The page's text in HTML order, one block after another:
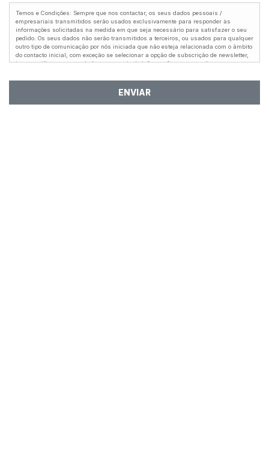
Temos e Condições: Sempre que nos contactar, os seus dados pessoais /
empresariais transmitidos serão usados exclusivamente para responder às
informações solicitadas na medida em que seja necessário para satisfazer o seu
pedido. Os seus dados não serão transmitidos a terceiros, ou usados para qualquer
outro tipo de comunicação por nós iniciada que não esteja relacionada com o âmbito
do contacto inicial, com exceção se selecionar a opção de subscrição de newsletter,
iremos utilizar os seus dados para envio de informações e campanhas
durante o tempo que consideremos necessário para responder às questões
colocadas ou para consulta de arquivo. Os dados poderão ser eliminados a
qualquer momento a pedido do utilizador, desde que essa eliminação não coloque
em causa as obrigações legais da 365 Tech Sales, ou os seus interesses legítimos
ENVIAR